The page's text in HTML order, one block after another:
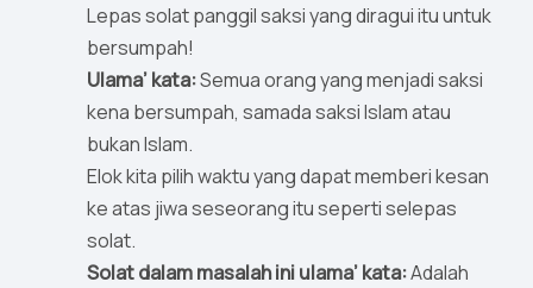
Lepas solat panggil saksi yang diragui itu untuk
bersumpah!
Ulama’ kata:Semua orang yang menjadi saksi
kena bersumpah, samada saksi Islam atau
bukan Islam.
Elok kita pilih waktu yang dapat memberi kesan
ke atas jiwa seseorang itu seperti selepas
solat.
Solat dalam masalah ini ulama’ kata:Adalah